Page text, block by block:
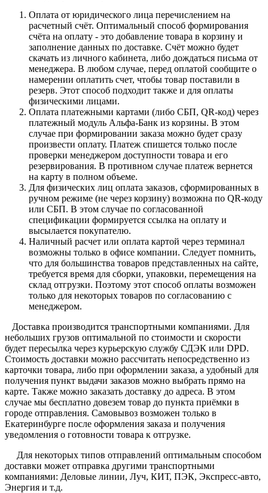
Оплата от юридического лица перечислением на
расчетный счёт. Оптимальный способ формирования
счёта на оплату - это добавление товара в корзину и
заполнение данных по доставке. Счёт можно будет
скачать из личного кабинета, либо дождаться письма от
менеджера. В любом случае, перед оплатой сообщите о
намерении оплатить счет, чтобы товар поставили в
резерв. Этот способ подходит также и для оплаты
физическими лицами.
Оплата платежными картами (либо СБП, QR-код) через
платежный модуль Альфа-Банк из корзины. В этом
случае при формировании заказа можно будет сразу
произвести оплату. Платеж спишется только после
проверки менеджером доступности товара и его
резервирования. В противном случае платеж вернется
на карту в полном объеме.
Для физических лиц оплата заказов, сформированных в
ручном режиме (не через корзину) возможна по QR-коду
или СБП. В этом случае по согласованной
спецификации формируется ссылка на оплату и
высылается покупателю.
Наличный расчет или оплата картой через терминал
возможны только в офисе компании. Следует помнить,
что для большинства товаров представленных на сайте,
требуется время для сборки, упаковки, перемещения на
склад отгрузки. Поэтому этот способ оплаты возможен
только для некоторых товаров по согласованию с
менеджером.
Доставка производится транспортными компаниями. Для
небольших грузов оптимальной по стоимости и скорости
будет пересылка через курьерскую службу СДЭК или DPD.
Стоимость доставки можно рассчитать непосредственно из
карточки товара, либо при оформлении заказа, а удобный для
получения пункт выдачи заказов можно выбрать прямо на
карте. Также можно заказать доставку до адреса. В этом
случае мы бесплатно довезем товар до пункта приёмки в
городе отправления. Самовывоз возможен только в
Екатеринбурге после оформления заказа и получения
уведомления о готовности товара к отгрузке.
Для некоторых типов отправлений оптимальным способом
доставки может отправка другими транспортными
компаниями: Деловые линии, Луч, КИТ, ПЭК, Экспресс-авто,
Энергия и т.д.